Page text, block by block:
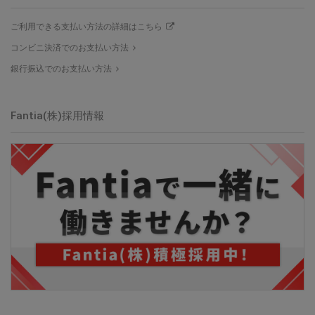
ご利用できる支払い方法の詳細はこちら
コンビニ決済でのお支払い方法
銀行振込でのお支払い方法
Fantia(株)採用情報